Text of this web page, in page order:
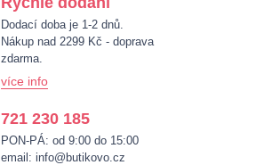
Dodací doba je 1-2 dnů.
Nákup nad 2299 Kč - doprava
zdarma.
více info
721 230 185
PON-PÁ: od 9:00 do 15:00
email: info@butikovo.cz